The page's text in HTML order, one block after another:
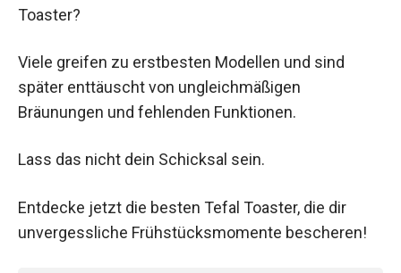
Toaster?
Viele greifen zu erstbesten Modellen und sind
später enttäuscht von ungleichmäßigen
Bräunungen und fehlenden Funktionen.
Lass das nicht dein Schicksal sein.
Entdecke jetzt die besten Tefal Toaster, die dir
unvergessliche Frühstücksmomente bescheren!